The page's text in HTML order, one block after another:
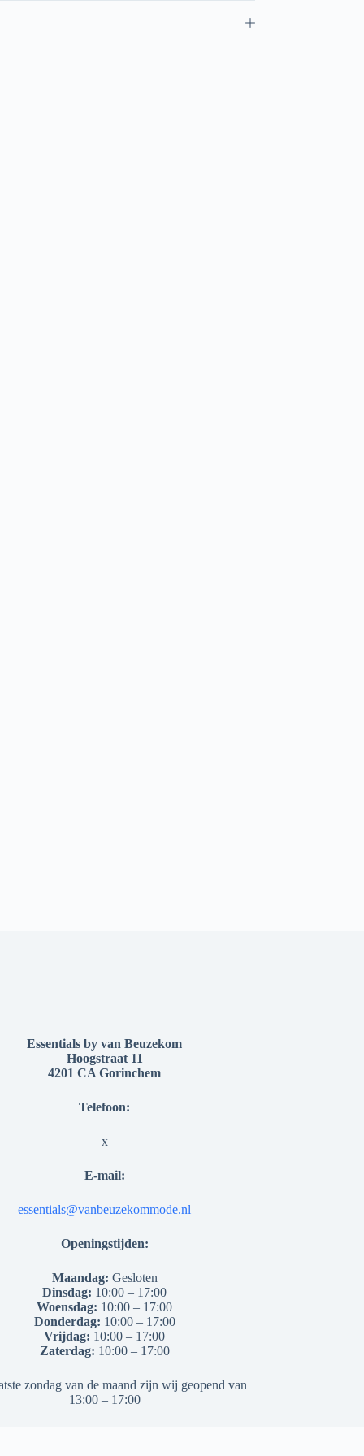
Essentials by van Beuzekom
Hoogstraat 11
4201 CA Gorinchem
Telefoon:
x
E-mail:
essentials@vanbeuzekommode.nl
Openingstijden:
Maandag: Gesloten
Dinsdag: 10:00 – 17:00
Woensdag: 10:00 – 17:00
Donderdag: 10:00 – 17:00
Vrijdag: 10:00 – 17:00
Zaterdag: 10:00 – 17:00
zondag van de maand zijn wij geopend van
13:00 – 17:00